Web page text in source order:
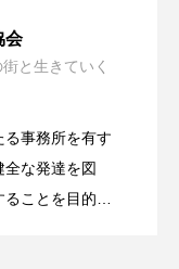
会
と⽣きていく
事務所を有す
な発達を図
ことを目的と
『ここしん』
ャンペーン
・減税額・期